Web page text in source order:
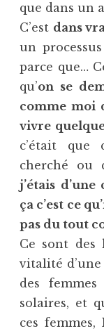
que dans un
C’est dans
un
parce que…
qu’on se
comme moi
vivre
c’était que
cherché ou
j’étais
ça c’est ce
pas du tout
Ce sont des
vitalité
des
solaires, et
ces